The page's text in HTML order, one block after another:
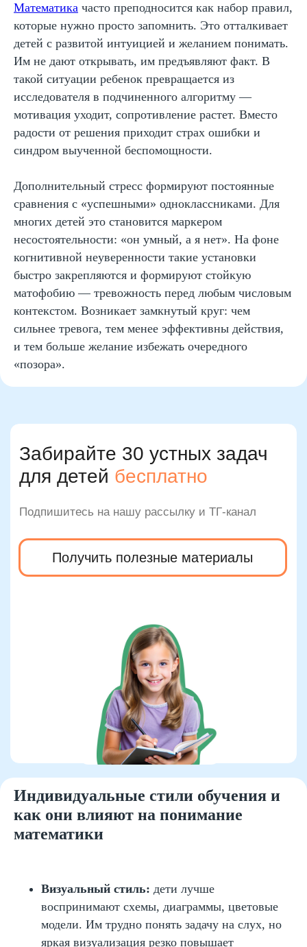
Математика часто преподносится как набор правил,
которые нужно просто запомнить. Это отталкивает
детей с развитой интуицией и желанием понимать.
Им не дают открывать, им предъявляют факт. В
такой ситуации ребенок превращается из
исследователя в подчиненного алгоритму —
мотивация уходит, сопротивление растет. Вместо
радости от решения приходит страх ошибки и
синдром выученной беспомощности.
Дополнительный стресс формируют постоянные
сравнения с «успешными» одноклассниками. Для
многих детей это становится маркером
несостоятельности: «он умный, а я нет». На фоне
когнитивной неуверенности такие установки
быстро закрепляются и формируют стойкую
матофобию — тревожность перед любым числовым
контекстом. Возникает замкнутый круг: чем
сильнее тревога, тем менее эффективны действия,
и тем больше желание избежать очередного
«позора».
Индивидуальные стили обучения и
как они влияют на понимание
математики
Визуальный стиль: дети лучше
воспринимают схемы, диаграммы, цветовые
модели. Им трудно понять задачу на слух, но
яркая визуализация резко повышает
Роль родительской
поддержки в
формировании
уверенности в математике
поддержкой, дают ребенку главное —
ощущение безопасности при ошибке.
сопровождение позволяет мозгу работать
напрямую связана с опытом успеха, который
ребенок испытает рядом с взрослым
фигурой без давления.